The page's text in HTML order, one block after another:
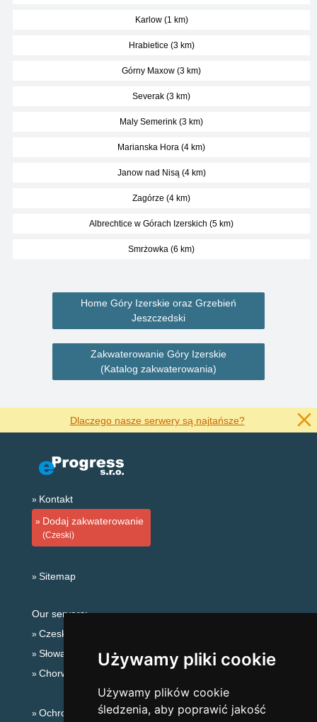
Używamy pliki cookie
Używamy plików cookie
śledzenia, aby poprawić jakość
Karlow (1 km)
Hrabietice (3 km)
Górny Maxow (3 km)
Severak (3 km)
Maly Semerink (3 km)
Marianska Hora (4 km)
Janow nad Nisą (4 km)
Zagórze (4 km)
Albrechtice w Górach Izerskich (5 km)
Smrżowka (6 km)
Home Góry Izerskie oraz Grzebień
Jeszczedski
Zakwaterowanie Góry Izerskie
(Katalog zakwaterowania)
Dlaczego nasze serwery są najtańsze?
Kontakt
Dodaj zakwaterowanie
(Czeski)
Sitemap
Our servers:
Czeskie Góry
Słowackie góry
Chorwacja
Ochrona prywatności